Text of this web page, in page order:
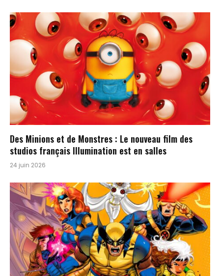
Des Minions et de Monstres : Le nouveau film des
studios français Illumination est en salles
24 juin 2026